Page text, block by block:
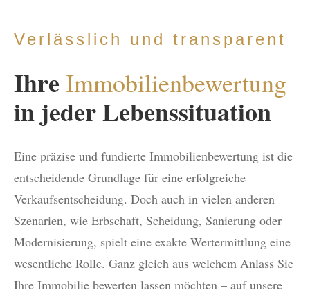
Verlässlich und transparent
Ihre Immobilienbewertung
in jeder Lebenssituation
Eine präzise und fundierte Immobilienbewertung ist die
entscheidende Grundlage für eine erfolgreiche
Verkaufsentscheidung. Doch auch in vielen anderen
Szenarien, wie Erbschaft, Scheidung, Sanierung oder
Modernisierung, spielt eine exakte Wertermittlung eine
wesentliche Rolle. Ganz gleich aus welchem Anlass Sie
Ihre Immobilie bewerten lassen möchten – auf unsere